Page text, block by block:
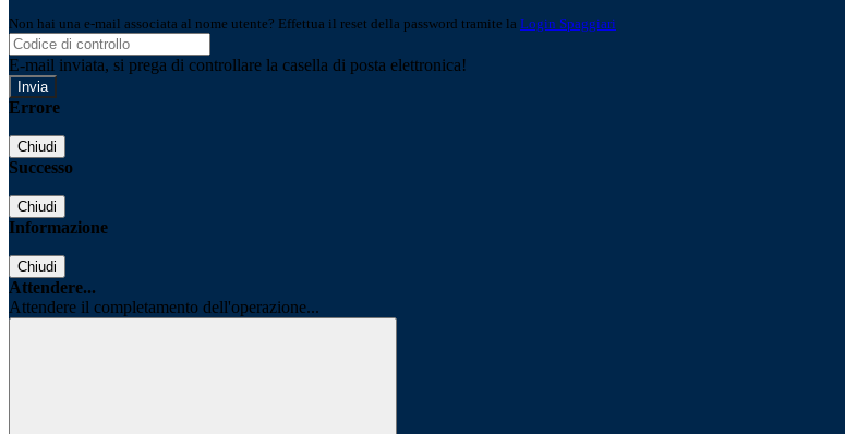
Non hai una e-mail associata al nome utente? Effettua il reset della password tramite la Login Spaggiari
E-mail inviata, si prega di controllare la casella di posta elettronica!
Errore
Chiudi
Successo
Chiudi
Informazione
Chiudi
Attendere...
Attendere il completamento dell'operazione...